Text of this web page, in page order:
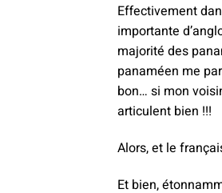
Effectivement
importante
majorité des
panaméen me
bon… si mon
articulent bien !!!
Alors, et le
Et bien,